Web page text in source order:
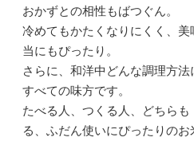
おかずとの相性もばつぐん。
冷めてもかたくなりにくく、
当にもぴったり。
さらに、和洋中どんな調理方
すべての味方です。
たべる人、つくる人、どちら
る、ふだん使いにぴったりのお